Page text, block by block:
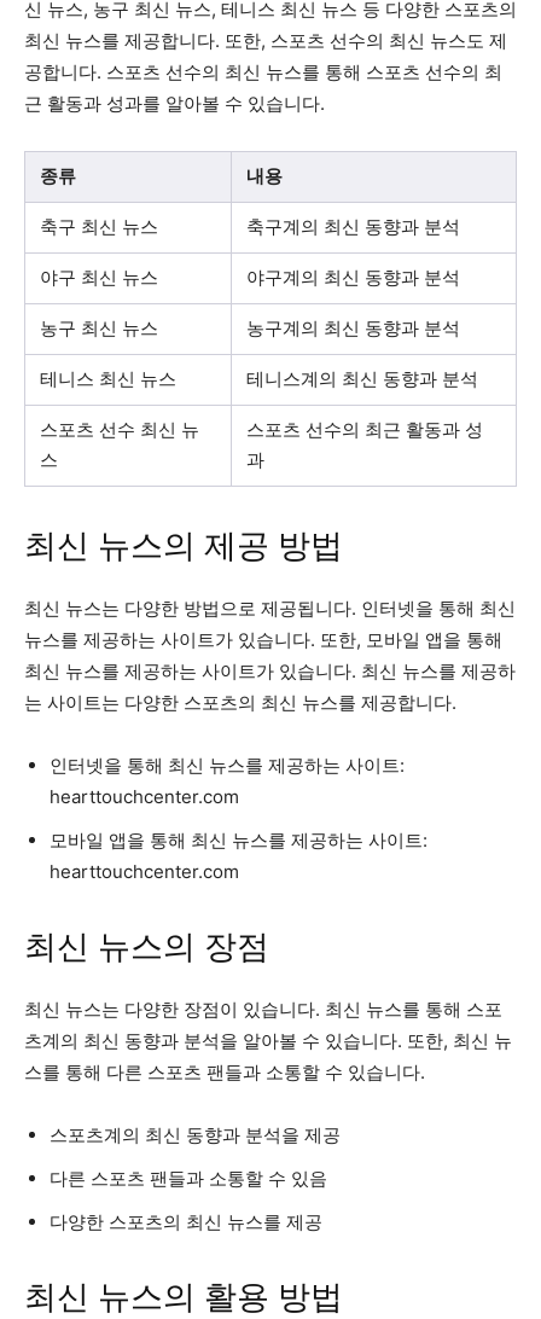
신 뉴스, 농구 최신 뉴스, 테니스 최신 뉴스 등 다양한 스포츠의
최신 뉴스를 제공합니다. 또한, 스포츠 선수의 최신 뉴스도 제
공합니다. 스포츠 선수의 최신 뉴스를 통해 스포츠 선수의 최
근 활동과 성과를 알아볼 수 있습니다.
종류 내용
축구 최신 뉴스 축구계의 최신 동향과 분석
야구 최신 뉴스 야구계의 최신 동향과 분석
농구 최신 뉴스 농구계의 최신 동향과 분석
테니스 최신 뉴스 테니스계의 최신 동향과 분석
스포츠 선수 최신 뉴
스
스포츠 선수의 최근 활동과 성
과
최신 뉴스의 제공 방법
최신 뉴스는 다양한 방법으로 제공됩니다. 인터넷을 통해 최신
뉴스를 제공하는 사이트가 있습니다. 또한, 모바일 앱을 통해
최신 뉴스를 제공하는 사이트가 있습니다. 최신 뉴스를 제공하
는 사이트는 다양한 스포츠의 최신 뉴스를 제공합니다.
인터넷을 통해 최신 뉴스를 제공하는 사이트:
hearttouchcenter.com
모바일 앱을 통해 최신 뉴스를 제공하는 사이트:
hearttouchcenter.com
최신 뉴스의 장점
최신 뉴스는 다양한 장점이 있습니다. 최신 뉴스를 통해 스포
츠계의 최신 동향과 분석을 알아볼 수 있습니다. 또한, 최신 뉴
스를 통해 다른 스포츠 팬들과 소통할 수 있습니다.
스포츠계의 최신 동향과 분석을 제공
다른 스포츠 팬들과 소통할 수 있음
다양한 스포츠의 최신 뉴스를 제공
최신 뉴스의 활용 방법